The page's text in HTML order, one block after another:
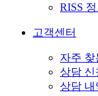
RISS
고객센터
자주 찾
상담 신
상담 내